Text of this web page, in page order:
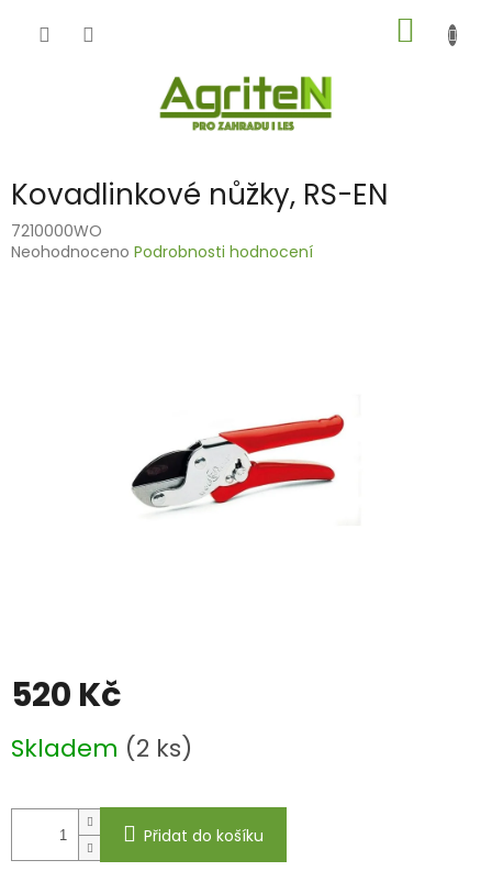
KOŠÍK
Kovadlinkové nůžky, RS-EN
7210000WO
Průměrné
Neohodnoceno Podrobnosti hodnocení
520 Kč
cena:
Skladem (2 ks)
Přidat do košíku